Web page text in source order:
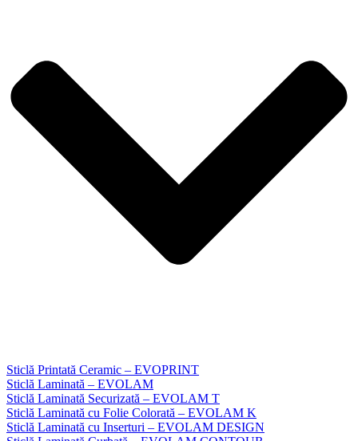
Sticlă Printată Ceramic – EVOPRINT
Sticlă Laminată – EVOLAM
Sticlă Laminată Securizată – EVOLAM T
Sticlă Laminată cu Folie Colorată – EVOLAM K
Sticlă Laminată cu Inserturi – EVOLAM DESIGN